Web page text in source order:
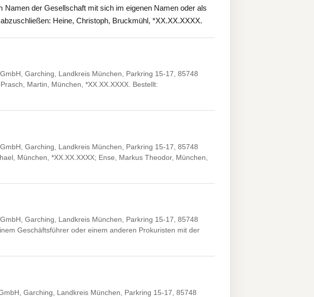
Namen der Gesellschaft mit sich im eigenen Namen oder als
Heine, Christoph, Bruckmühl, *XX.XX.XXXX.
Garching, Landkreis München, Parkring 15-17, 85748
Martin, München, *XX.XX.XXXX. Bestellt:
Garching, Landkreis München, Parkring 15-17, 85748
München, *XX.XX.XXXX; Ense, Markus Theodor, München,
Garching, Landkreis München, Parkring 15-17, 85748
Geschäftsführer oder einem anderen Prokuristen mit der
Garching, Landkreis München, Parkring 15-17, 85748